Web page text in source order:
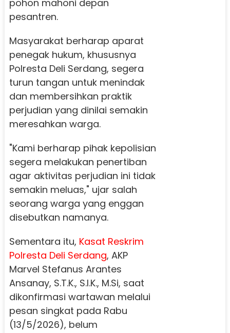
pohon mahoni depan
pesantren.
Masyarakat berharap aparat
penegak hukum, khususnya
Polresta Deli Serdang, segera
turun tangan untuk menindak
dan membersihkan praktik
perjudian yang dinilai semakin
meresahkan warga.
"Kami berharap pihak kepolisian
segera melakukan penertiban
agar aktivitas perjudian ini tidak
semakin meluas," ujar salah
seorang warga yang enggan
disebutkan namanya.
Sementara itu, Kasat Reskrim
Polresta Deli Serdang, AKP
Marvel Stefanus Arantes
Ansanay, S.T.K., S.I.K., M.Si, saat
dikonfirmasi wartawan melalui
pesan singkat pada Rabu
(13/5/2026), belum